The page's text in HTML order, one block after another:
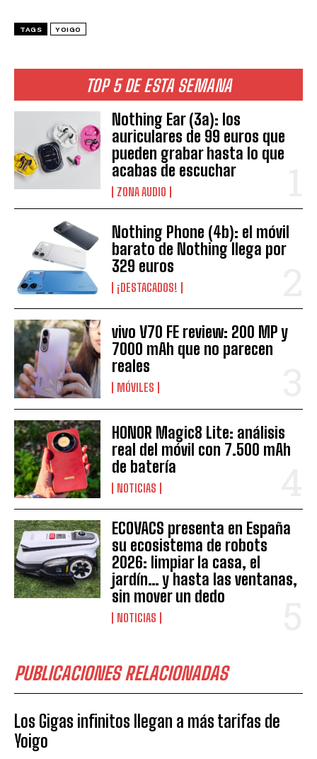
TOP 5 DE ESTA SEMANA
Nothing Ear (3a): los
auriculares de 99 euros que
pueden grabar hasta lo que
acabas de escuchar
ZONA AUDIO
Nothing Phone (4b): el móvil
barato de Nothing llega por
329 euros
¡DESTACADOS!
vivo V70 FE review: 200 MP y
7000 mAh que no parecen
reales
MÓVILES
HONOR Magic8 Lite: análisis
real del móvil con 7.500 mAh
de batería
NOTICIAS
ECOVACS presenta en España
su ecosistema de robots
2026: limpiar la casa, el
jardín… y hasta las ventanas,
sin mover un dedo
NOTICIAS
PUBLICACIONES RELACIONADAS
Los Gigas infinitos llegan a más tarifas de
Yoigo
TAGS YOIGO